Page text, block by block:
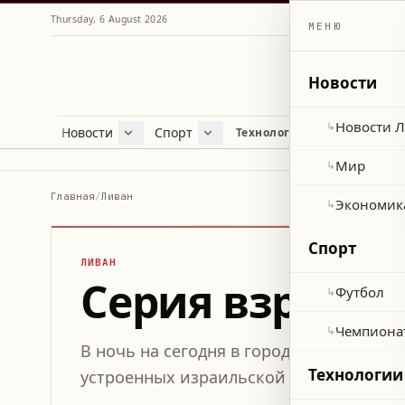
Thursday, 6 August 2026
Новости
Новости ЛиванаСпорт
Футбол
Технологии и наука
Главная/Ливан
ЛИВАН
Серия
В ночь на сегодня в городе Хиям
устроенных израильской армией,
МЕНЮ
Новости
↳Новости
↳Мир
↳
Спорт
↳Футбол
↳
Технологии